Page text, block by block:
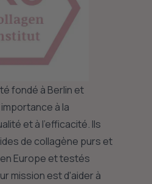
fondé à Berlin et
à la
et à l'efficacité. Ils
de collagène purs et
Europe et testés
mission est d'aider à